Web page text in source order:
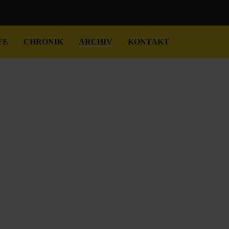
CHRONIK ARCHIV KONTAKT